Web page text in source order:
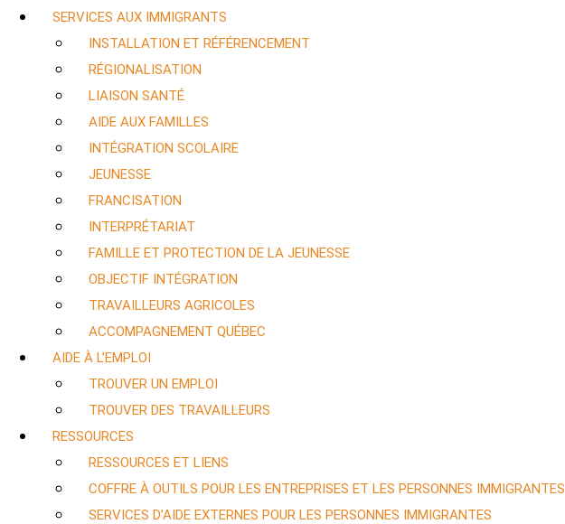
SERVICES AUX IMMIGRANTS
INSTALLATION ET RÉFÉRENCEMENT
RÉGIONALISATION
LIAISON SANTÉ
AIDE AUX FAMILLES
INTÉGRATION SCOLAIRE
JEUNESSE
FRANCISATION
INTERPRÉTARIAT
FAMILLE ET PROTECTION DE LA JEUNESSE
OBJECTIF INTÉGRATION
TRAVAILLEURS AGRICOLES
ACCOMPAGNEMENT QUÉBEC
AIDE À L’EMPLOI
TROUVER UN EMPLOI
TROUVER DES TRAVAILLEURS
RESSOURCES
RESSOURCES ET LIENS
COFFRE À OUTILS POUR LES ENTREPRISES ET LES PERSONNES IMMIGRANTES
SERVICES D’AIDE EXTERNES POUR LES PERSONNES IMMIGRANTES